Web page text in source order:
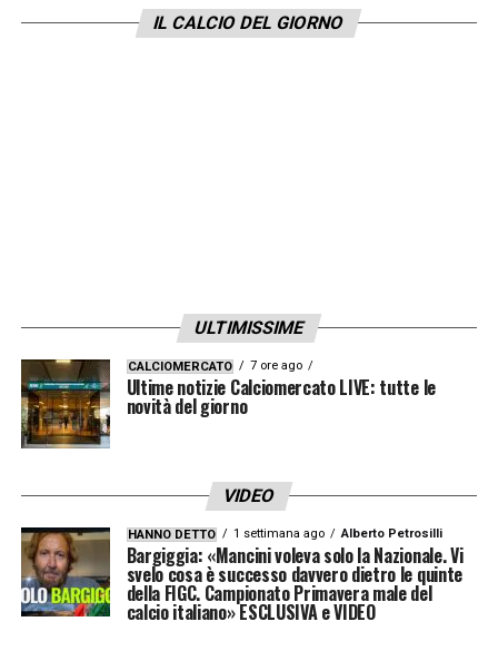
IL CALCIO DEL GIORNO
ULTIMISSIME
CALCIOMERCATO 7 ore ago
Ultime notizie Calciomercato LIVE: tutte le
novità del giorno
VIDEO
HANNO DETTO 1 settimana ago Alberto Petrosilli
Bargiggia: «Mancini voleva solo la Nazionale. Vi
svelo cosa è successo davvero dietro le quinte
della FIGC. Campionato Primavera male del
calcio italiano» ESCLUSIVA e VIDEO